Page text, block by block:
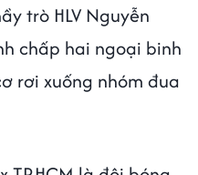
trò HLV Nguyễn
chấp hai ngoại binh
rơi xuống nhóm đua